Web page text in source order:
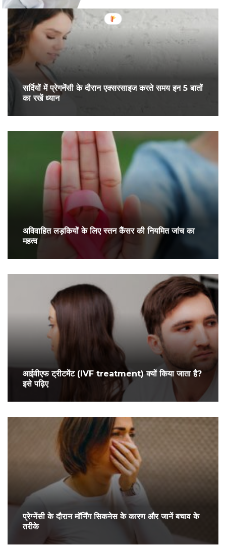
सर्द‍ियों में प्रेगनेंसी के दौरान एक्सरसाइज करते समय इन 5 बातों
का रखें ध्यान
अविवाहित लड़कियों के लिए स्तन कैंसर की नियमित जांच का
महत्व
आईवीएफ ट्रीटमेंट (IVF treatment) क्यों किया जाता है?
इसे पढ़िए
प्रेग्‍नेंसी के दौरान मॉर्निंग सिकनेस के कारण और जानें बचाव के
तरीके